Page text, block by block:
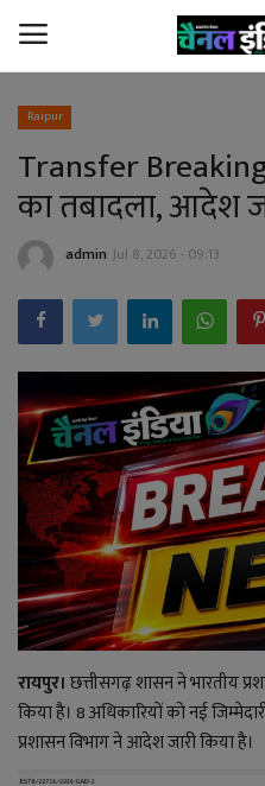
Home
Contact Us
देश
अपराध
विदेश
खेल
राजनीति
बिजनेस
मनोरंजन
Raipur
Transfer
का तबादला, आदेश
admin Jul 8, 2026 - 09:13
रायपुर। छत्तीसगढ़ शासन ने भारतीय
किया है। 8 अधिकारियों को नई
प्रशासन विभाग ने आदेश जारी किया है।